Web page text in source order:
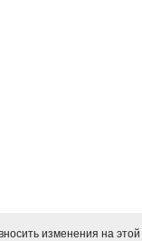
изменения на